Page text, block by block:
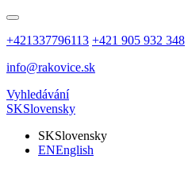
+421337796113 +421 905 932 348
info@rakovice.sk
Vyhledávání
SKSlovensky
SKSlovensky
ENEnglish